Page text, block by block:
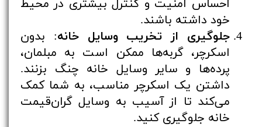
احساس امنیت و کنترل بیشتری در محیط
خود داشته باشند.
جلوگیری از تخریب وسایل خانه: بدون
اسکرچر، گربه‌ها ممکن است به مبلمان،
پرده‌ها و سایر وسایل خانه چنگ بزنند.
داشتن یک اسکرچر مناسب، به شما کمک
می‌کند تا از آسیب به وسایل گران‌قیمت
خانه جلوگیری کنید.